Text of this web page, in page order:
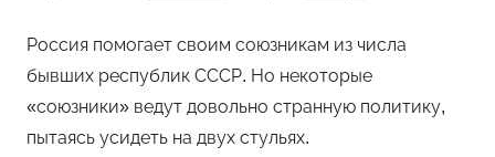
Россия помогает своим союзникам из числа
бывших республик СССР. Но некоторые
«союзники» ведут довольно странную политику,
пытаясь усидеть на двух стульях.